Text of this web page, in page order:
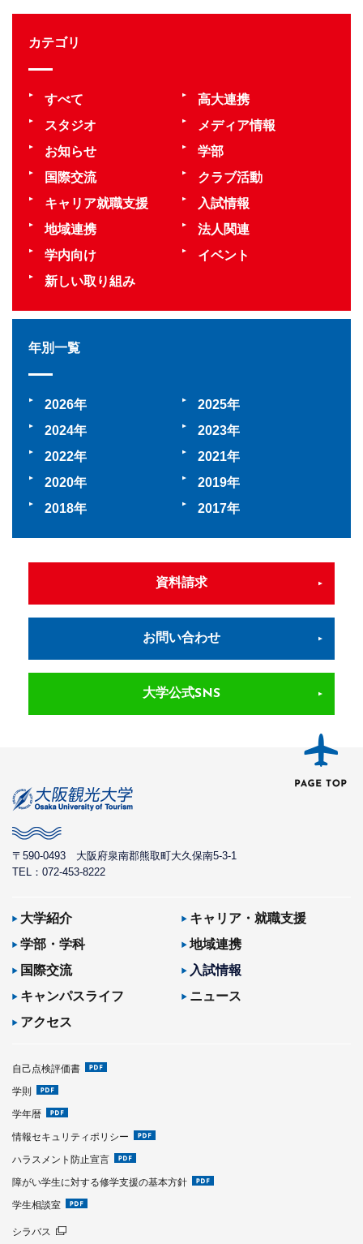
カテゴリ
すべて
高大連携
スタジオ
メディア情報
お知らせ
学部
国際交流
クラブ活動
キャリア就職支援
入試情報
地域連携
法人関連
学内向け
イベント
新しい取り組み
年別一覧
2026
2025
2024
2023
2022
2021
2020
2019
2018
2017
資料請求
お問い合わせ
大学公式SNS
〒590-0493 大阪府泉南郡熊取町大久保南5-3-1
TEL：072-453-8222
大学紹介
キャリア・就職支援
学部・学科
地域連携
国際交流
入試情報
キャンパスライフ
ニュース
アクセス
自己点検評価書
学則
学年暦
情報セキュリティポリシー
ハラスメント防止宣言
障がい学生に対する修学支援の基本方針
学生相談室
シラバス